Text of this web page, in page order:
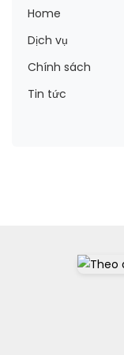
Home
Dịch vụ
Chính sách
Tin tức